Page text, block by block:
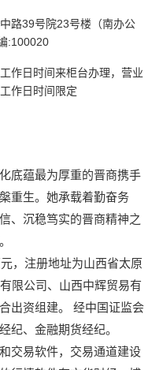
路39号院23号楼（南办公
:100020
作日时间来柜台办理，营业
作日时间限定
底蕴最为厚重的晋商携手
重生。她承载着勤奋务
、沉稳笃实的晋商精神之
，注册地址为山西省太原
限公司、山西中辉贸易有
出资组建。 经中国证监会
纪、金融期货经纪。
交易软件，交易通道建设